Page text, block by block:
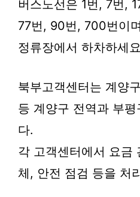
버스노선은 1번, 7번,
77번, 90번, 700번이
정류장에서 하차하세
북부고객센터는 계양
등 계양구 전역과 부
다.
각 고객센터에서 요금
체, 안전 점검 등을 처